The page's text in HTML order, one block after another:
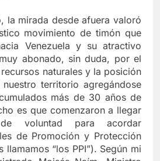
la mirada desde afuera valoró
movimiento de timón que
Venezuela y su atractivo
abonado, sin duda, por el
naturales y la posición
territorio agregándose
más de 30 años de
es que comenzaron a llegar
de voluntad para acordar
de Promoción y Protección
llamamos “los PPI”). Según mi